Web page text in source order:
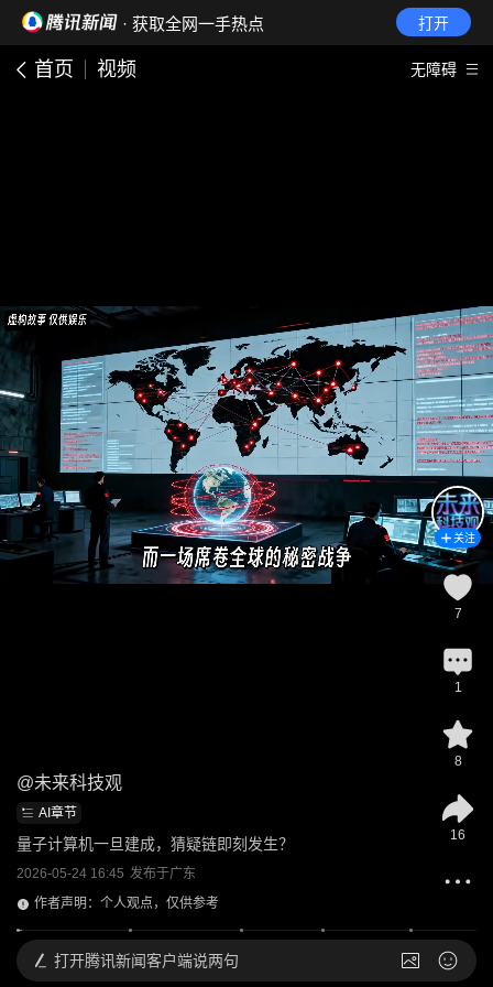
· 获取全网一手热点 打开
首页 视频 无障碍
@未来科技观
AI章节
量子计算机一旦建成，猜疑链即刻发生？
2026-05-24 16:45 发布于广东
作者声明：个人观点，仅供参考
关注
7
1
8
16
打开腾讯新闻客户端说两句